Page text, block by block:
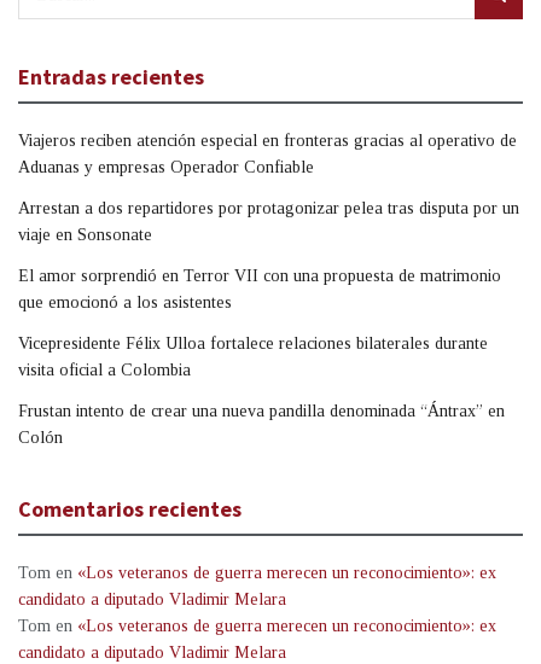
Entradas recientes
Viajeros reciben atención especial en fronteras gracias al operativo de
Aduanas y empresas Operador Confiable
Arrestan a dos repartidores por protagonizar pelea tras disputa por un
viaje en Sonsonate
El amor sorprendió en Terror VII con una propuesta de matrimonio
que emocionó a los asistentes
Vicepresidente Félix Ulloa fortalece relaciones bilaterales durante
visita oficial a Colombia
Frustan intento de crear una nueva pandilla denominada “Ántrax” en
Colón
Comentarios recientes
Tom en «Los veteranos de guerra merecen un reconocimiento»: ex
candidato a diputado Vladimir Melara
Tom en «Los veteranos de guerra merecen un reconocimiento»: ex
candidato a diputado Vladimir Melara